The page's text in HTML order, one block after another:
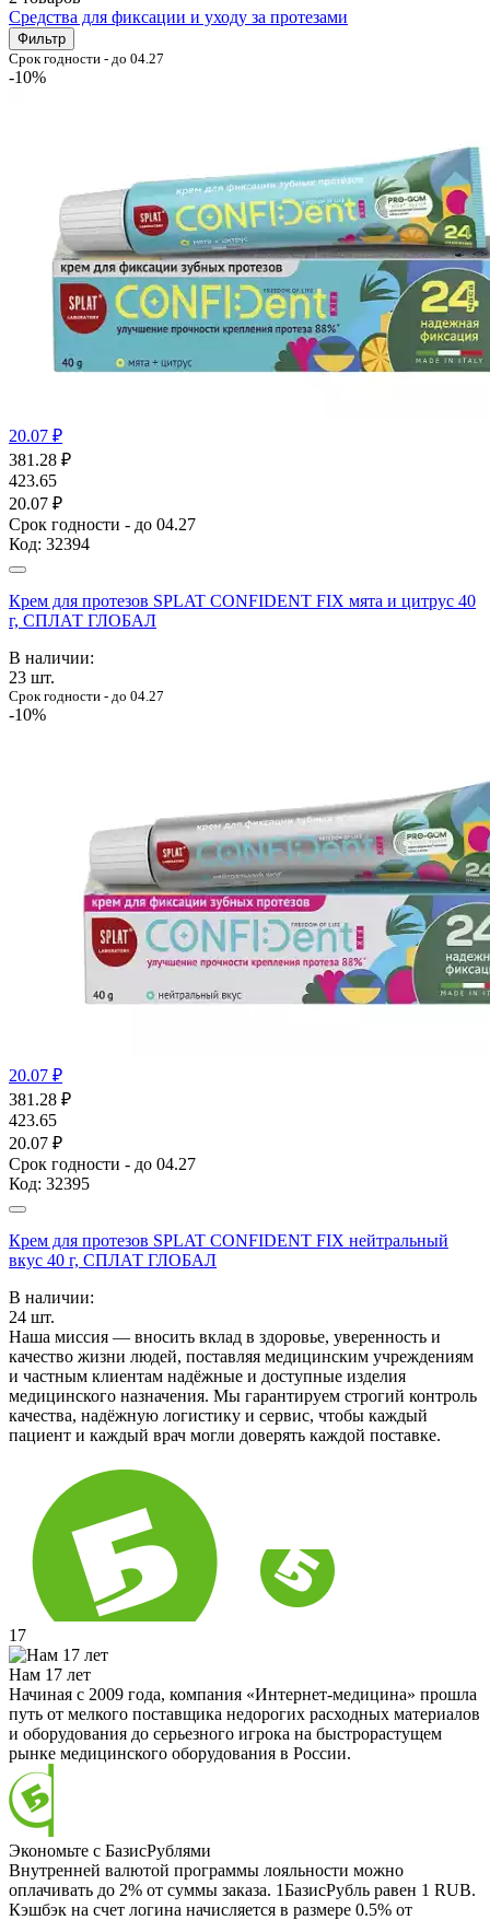
Cредства для фиксации и уходу за протезами
Фильтр
Срок годности - до 04.27
-10%
20.07 ₽
381.28 ₽
423.65
20.07 ₽
Срок годности - до 04.27
Код: 32394
Крем для протезов SPLAT CONFIDENT FIX мята и цитрус 40
г, СПЛАТ ГЛОБАЛ
В наличии:
23 шт.
Срок годности - до 04.27
-10%
20.07 ₽
381.28 ₽
423.65
20.07 ₽
Срок годности - до 04.27
Код: 32395
Крем для протезов SPLAT CONFIDENT FIX нейтральный
вкус 40 г, СПЛАТ ГЛОБАЛ
В наличии:
24 шт.
Наша миссия — вносить вклад в здоровье, уверенность и
качество жизни людей, поставляя медицинским учреждениям
и частным клиентам надёжные и доступные изделия
медицинского назначения. Мы гарантируем строгий контроль
качества, надёжную логистику и сервис, чтобы каждый
пациент и каждый врач могли доверять каждой поставке.
17
Нам 17 лет
Начиная с 2009 года, компания «Интернет-медицина» прошла
путь от мелкого поставщика недорогих расходных материалов
и оборудования до серьезного игрока на быстрорастущем
рынке медицинского оборудования в России.
Экономьте с БазисРублями
Внутренней валютой программы лояльности можно
оплачивать до 2% от суммы заказа. 1БазисРубль равен 1 RUB.
Кэшбэк на счет логина начисляется в размере 0.5% от